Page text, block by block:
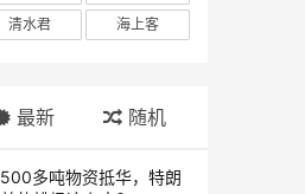
清水君 海上客
最新 随机
500多吨物资抵华，特朗